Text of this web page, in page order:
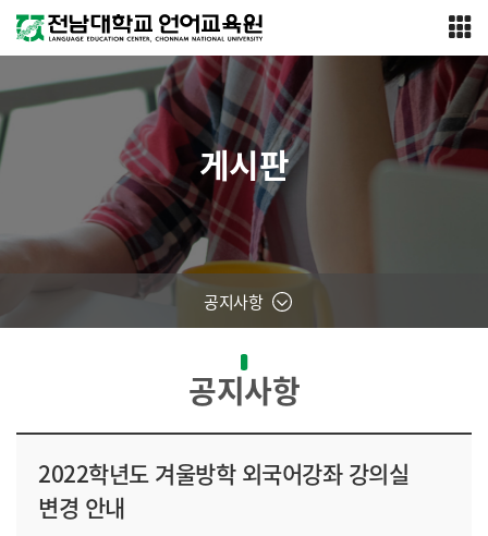
공지사항
게시판
공지사항
2022학년도 겨울방학 외국어강좌 강의실
변경 안내